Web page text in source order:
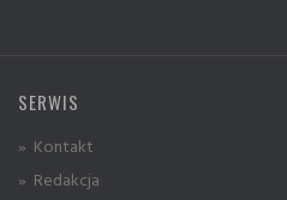
SERWIS
» Kontakt
» Redakcja